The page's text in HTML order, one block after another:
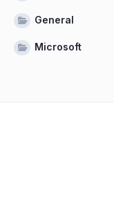
General
Microsoft